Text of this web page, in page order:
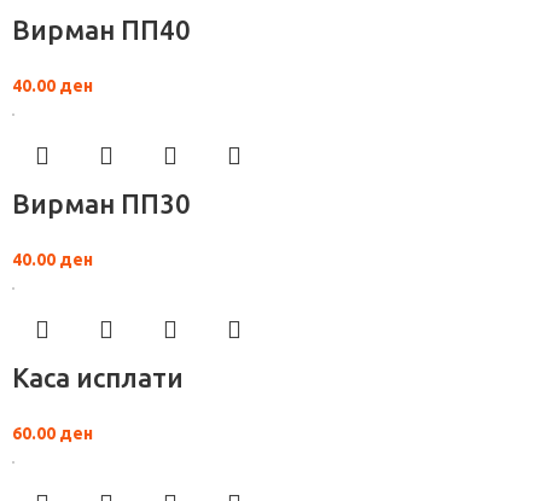
Вирман ПП40
40.00 ден
Вирман ПП30
40.00 ден
Каса исплати
60.00 ден